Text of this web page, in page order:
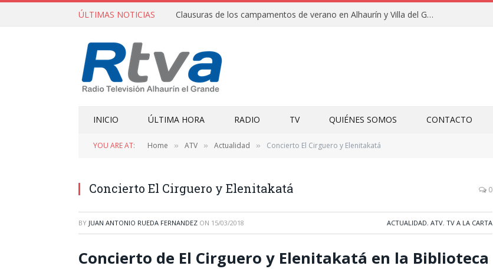
ÚLTIMAS NOTICIAS Clausuras de los campamentos de verano en Alhaurín y Villa del Guadalhorce 2026
INICIO ÚLTIMA HORA RADIO TV QUIÉNES SOMOS CONTACTO
YOU ARE AT: Home » ATV » Actualidad » Concierto El Cirguero y Elenitakatá
Concierto El Cirguero y Elenitakatá 0
BY JUAN ANTONIO RUEDA FERNANDEZ ON 15/03/2018 ACTUALIDAD, ATV, TV A LA CARTA
Concierto de El Cirguero y Elenitakatá en la Biblioteca